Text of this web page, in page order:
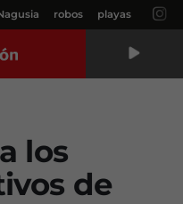
robos playas
los
de